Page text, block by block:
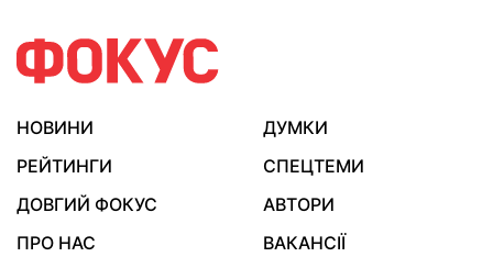
НОВИНИ
ДУМКИ
РЕЙТИНГИ
СПЕЦТЕМИ
ДОВГИЙ ФОКУС
АВТОРИ
ПРО НАС
ВАКАНСІЇ